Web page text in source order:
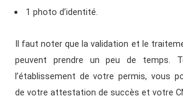
1 photo d’identité.
Il faut noter que la validation et le
peuvent prendre un peu de temps.
l’établissement de votre permis, vous
de votre attestation de succès et votre